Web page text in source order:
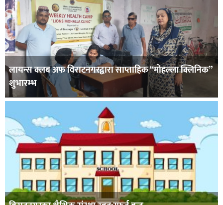
लायन्स क्लब अफ विराटनगरद्वारा साप्ताहिक “मोहल्ला क्लिनिक”
शुभारम्भ